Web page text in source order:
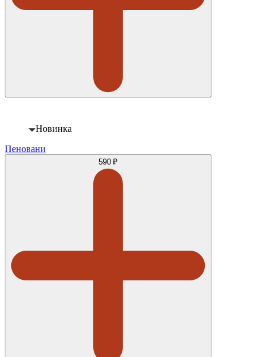
Новинка
Пеновани
590 ₽